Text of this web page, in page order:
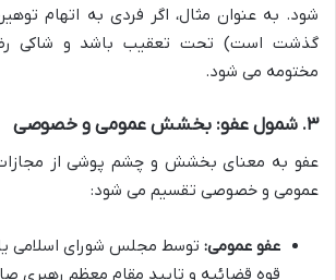
شود. به عنوان مثال، اگر فردی به اتهام
گذشت است) تحت تعقیب باشد و شاکی
مختومه می شود.
۳. شمول عفو: بخشش عمومی و خصوصی
عفو به معنای بخشش و چشم پوشی از
عمومی و خصوصی تقسیم می شود:
عفو عمومی: توسط مجلس شورای اسلامی
قوه قضائیه و تایید مقام معظم رهبری